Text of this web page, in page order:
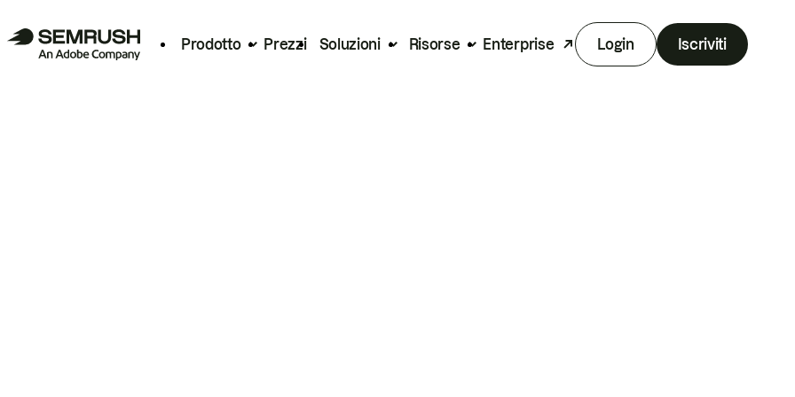
Prodotto Prezzi Soluzioni Risorse Enterprise Login Iscriviti